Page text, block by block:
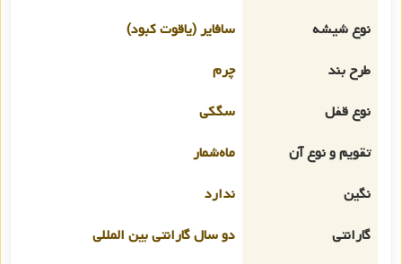
نوع شیشه
سافایر (یاقوت کبود)
طرح بند
چرم
نوع قفل
سگکی
تقویم و نوع آن
ماه‌شمار
نگین
ندارد
گارانتی
دو سال گارانتی بین المللی